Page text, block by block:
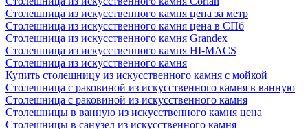
Столешница из искусственного камня цена за метр
Столешница из искусственного камня цена в СПб
Столешница из искусственного камня Grandex
Столешница из искусственного камня HI-MACS
Столешница из искусственного камня
Купить столешницу из искусственного камня с мойкой
Столешница с раковиной из искусственного камня в ванную
Столешница с раковиной из искусственного камня
Столешницы в ванную из искусственного камня цена
Столешницы в санузел из искусственного камня